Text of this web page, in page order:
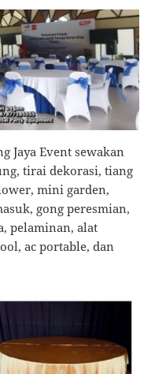
Jaya Event sewakan
tirai dekorasi, tiang
mini garden,
gong peresmian,
pelaminan, alat
ac portable, dan